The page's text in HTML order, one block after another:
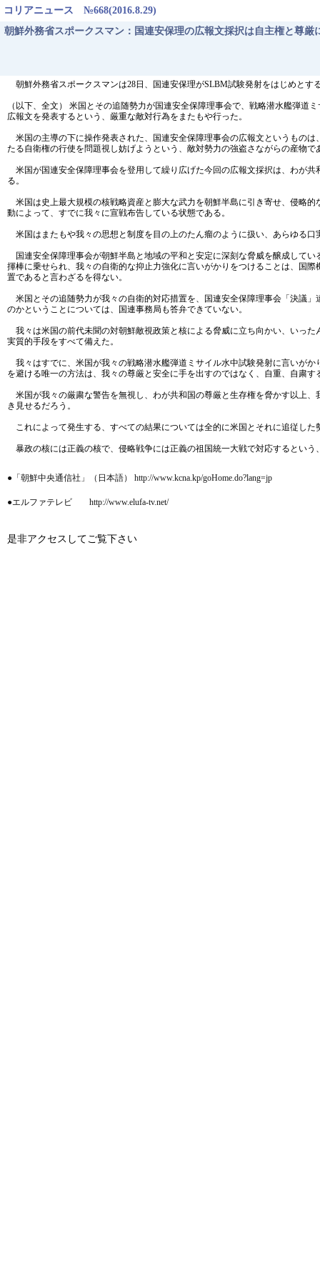
コリアニュース №668(2016.8.29)
朝鮮外務省スポークスマン：国連安保理の広報文採択は自主権と尊
朝鮮外務省スポークスマンは28日、国連安保理がSLBM試験発射をはじめと
（以下、全文） 米国とその追随勢力が国連安全保障理事会で、戦略潜水艦弾
広報文を発表するという、厳重な敵対行為をまたもや行った。
米国の主導の下に操作発表された、国連安全保障理事会の広報文というもの
たる自衛権の行使を問題視し妨げようという、敵対勢力の強盗さながらの産物
米国が国連安全保障理事会を登用して繰り広げた今回の広報文採択は、わが
る。
米国は史上最大規模の核戦略資産と膨大な武力を朝鮮半島に引き寄せ、侵略
動によって、すでに我々に宣戦布告している状態である。
米国はまたもや我々の思想と制度を目の上のたん瘤のように扱い、あらゆる
国連安全保障理事会が朝鮮半島と地域の平和と安定に深刻な脅威を醸成して
揮棒に乗せられ、我々の自衛的な抑止力強化に言いがかりをつけることは、国
置であると言わざるを得ない。
米国とその追随勢力が我々の自衛的対応措置を、国連安全保障理事会「決議
のかということについては、国連事務局も答弁できていない。
我々は米国の前代未聞の対朝鮮敵視政策と核による脅威に立ち向かい、いっ
実質的手段をすべて備えた。
我々はすでに、米国が我々の戦略潜水艦弾道ミサイル水中試験発射に言いが
を避ける唯一の方法は、我々の尊厳と安全に手を出すのではなく、自重、自粛
米国が我々の厳粛な警告を無視し、わが共和国の尊厳と生存権を脅かす以上
き見せるだろう。
これによって発生する、すべての結果については全的に米国とそれに追従した
暴政の核には正義の核で、侵略戦争には正義の祖国統一大戦で対応するとい
●「朝鮮中央通信社」（日本語） http://www.kcna.kp/goHome.do?lang=jp
●エルファテレビ http://www.elufa-tv.net/
是非アクセスしてご覧下さい